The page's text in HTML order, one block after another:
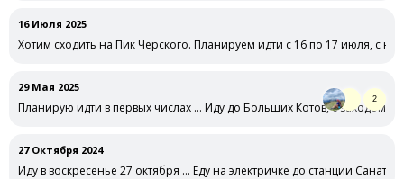
16 Июля 2025
Хотим сходить на Пик Черского. Планируем идти с 16 по 17 июля, с
29 Мая 2025
Планирую идти в первых числах … Иду до Больших Котов, с заходом в
2
27 Октября 2024
Иду в воскресенье 27 октября … Еду на электричке до станции